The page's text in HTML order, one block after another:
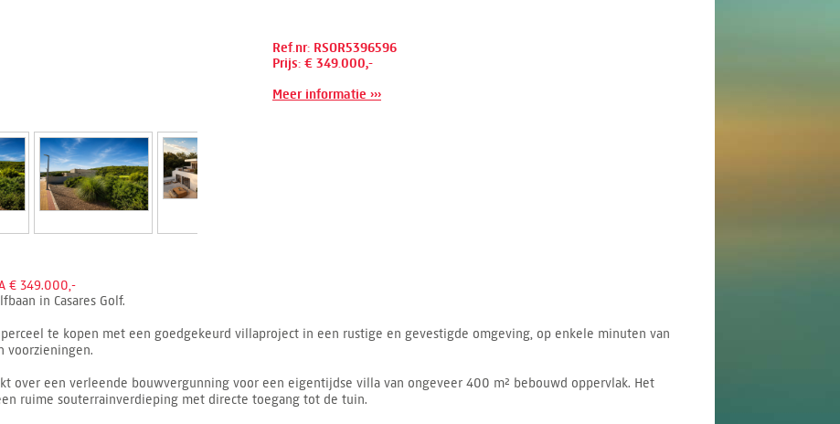
Ref.nr: RSOR5396596
Prijs: € 349.000,-
Meer informatie ›››
€ 349.000,-
in Casares Golf.
te kopen met een goedgekeurd villaproject in een rustige en gevestigde omgeving, op enkele minuten van
voorzieningen.
over een verleende bouwvergunning voor een eigentijdse villa van ongeveer 400 m² bebouwd oppervlak. Het
ruime souterrainverdieping met directe toegang tot de tuin.